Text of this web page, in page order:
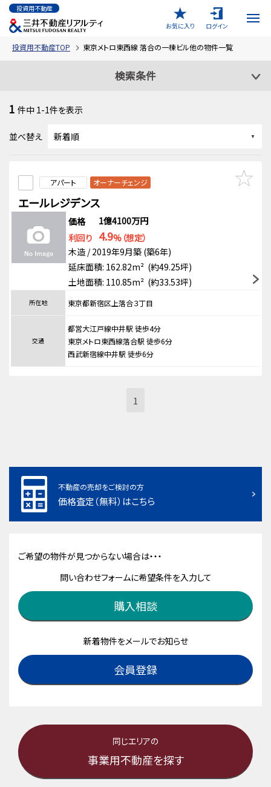
投資用不動産
お気に入り
ログイン
投資用不動産TOP 東京メトロ東西線 落合の一棟ビル他の物件一覧
検索条件
1 件中 1-1件を表示
並べ替え
アパート オーナーチェンジ
エールレジデンス
価格
1億4100万円
利回り 4.9%（想定）
木造 / 2019年9月築 (築6年)
延床面積: 162.82m² (約49.25坪)
土地面積: 110.85m² (約33.53坪)
所在地 東京都新宿区上落合３丁目
交通
都営大江戸線中井駅 徒歩4分
東京メトロ東西線落合駅 徒歩6分
西武新宿線中井駅 徒歩6分
1
不動産の売却をご検討の方
価格査定（無料）はこちら
ご希望の物件が見つからない場合は・・・
問い合わせフォームに希望条件を入力して
購入相談
新着物件をメールでお知らせ
会員登録
同じエリアの
事業用不動産を探す